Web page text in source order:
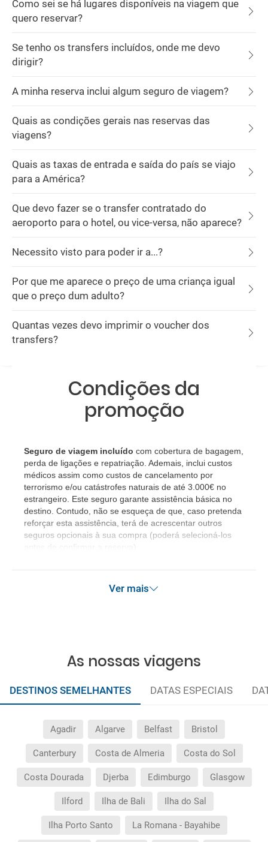
Como sei se há lugares disponíveis na viagem que
quero reservar?
Se tenho os transfers incluídos, onde me devo
dirigir?
A minha reserva inclui algum seguro de viagem?
Quais as condições gerais nas reservas das
viagens?
Quais as taxas de entrada e saída do país se viajo
para a América?
Que devo fazer se o transfer contratado do
aeroporto para o hotel, ou vice-versa, não aparece?
Necessito visto para poder ir a...?
Por que me aparece o preço de uma criança igual
que o preço dum adulto?
Quantas vezes devo imprimir o voucher dos
transfers?
Condições da
promoção
Seguro de viagem incluído com cobertura de bagagem,
perda de ligações e repatriação. Ademais, inclui custos
médicos assim como custos de cancelamento por
terrorismo e/ou catástrofes naturais de até 3.000€ no
estrangeiro. Este seguro garante assistência básica no
destino. Contudo, não se esqueça de que, caso pretenda
reforçar esta assistência, terá de acrescentar outros
seguros opcionais à sua compra (poderá selecioná-los
antes de confirmar a reserva).
Ver mais
As nossas viagens
DESTINOS SEMELHANTES DATAS ESPECIAIS
Agadir Algarve Belfast Bristol
Canterbury Costa de Almeria Costa do Sol
Costa Dourada Djerba Edimburgo Glasgow
Ilford Ilha de Bali Ilha do Sal
Ilha Porto Santo La Romana - Bayahibe